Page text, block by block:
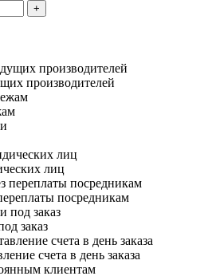
+
производителей
лиц
посредникам
заказ
счета в день заказа